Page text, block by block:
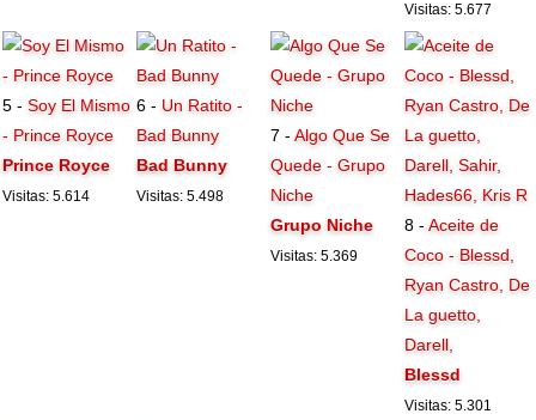
Visitas: 5.677
5 -Soy El Mismo
- Prince Royce
Prince Royce
Visitas: 5.614
6 - Un Ratito -
Bad Bunny
Bad Bunny
Visitas: 5.498
7 -Algo Que Se
Quede - Grupo
Niche
Grupo Niche
Visitas: 5.369
8 -Aceite de
Coco - Blessd,
Ryan Castro, De
La guetto,
Darell,
Blessd
Visitas: 5.301